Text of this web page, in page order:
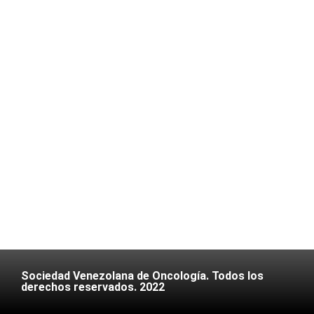
Sociedad Venezolana de Oncología. Todos los
derechos reservados. 2022